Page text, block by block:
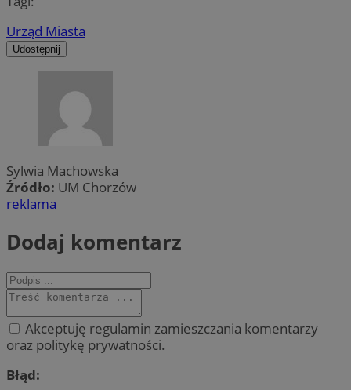
Urząd Miasta
Udostępnij
Sylwia Machowska
Źródło: UM Chorzów
reklama
Dodaj komentarz
Akceptuję regulamin zamieszczania komentarzy
oraz politykę prywatności.
Błąd: